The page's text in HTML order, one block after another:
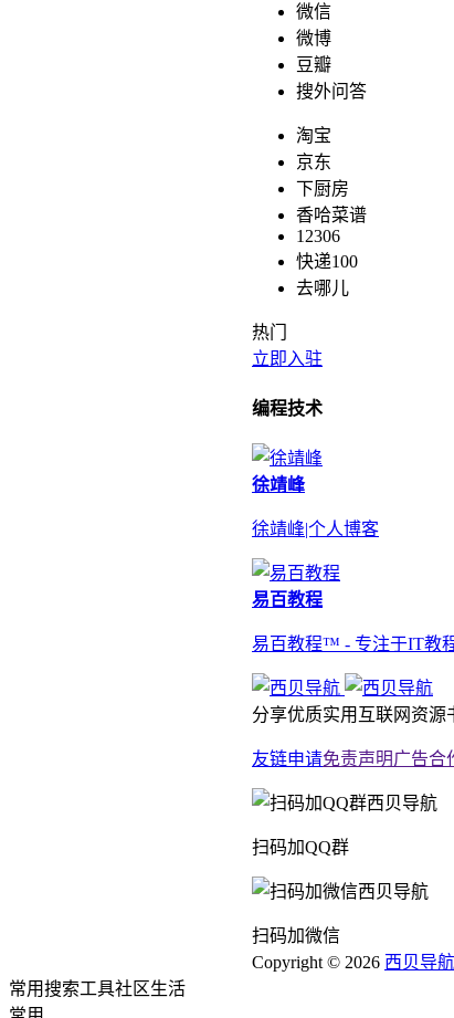
微信
微博
豆瓣
搜外问答
淘宝
京东
下厨房
香哈菜谱
12306
快递100
去哪儿
热门
立即入驻
编程技术
徐靖峰
徐靖峰|个人博客
易百教程
易百教程™ - 专注于IT教
分享优质实用互联网资源
友链申请免责声明广告合
扫码加QQ群
扫码加微信
Copyright © 2026 西贝导航
常用搜索工具社区生活